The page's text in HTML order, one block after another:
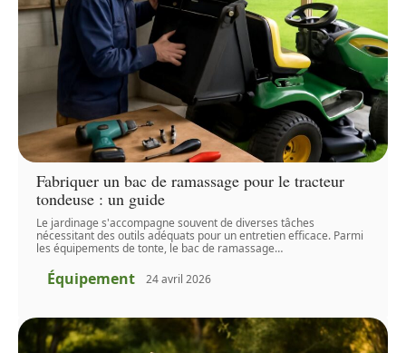
Fabriquer un bac de ramassage pour le tracteur
tondeuse : un guide
Le jardinage s'accompagne souvent de diverses tâches
nécessitant des outils adéquats pour un entretien efficace. Parmi
les équipements de tonte, le bac de ramassage…
Équipement 24 avril 2026